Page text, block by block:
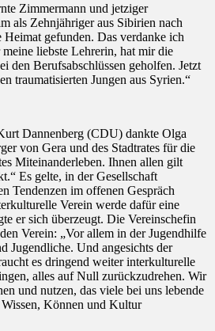
Zimmermann und jetziger
als Zehnjähriger aus Sibirien nach
Heimat gefunden. Das verdanke ich
liebste Lehrerin, hat mir die
den Berufsabschlüssen geholfen. Jetzt
traumatisierten Jungen aus Syrien.“
Dannenberg (CDU) dankte Olga
von Gera und des Stadtrates für die
Miteinanderleben. Ihnen allen gilt
Es gelte, in der Gesellschaft
Tendenzen im offenen Gespräch
Verein werde dafür eine
er sich überzeugt. Die Vereinschefin
Verein: „Vor allem in der Jugendhilfe
Jugendliche. Und angesichts der
es dringend weiter interkulturelle
alles auf Null zurückzudrehen. Wir
und nutzen, das viele bei uns lebende
Können und Kultur